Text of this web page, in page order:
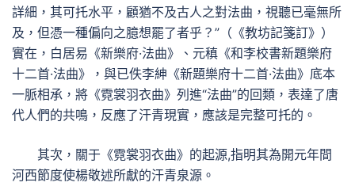
詳細，其可托水平，顧猶不及古人之對法曲，視聽已毫無所
及，但憑一種偏向之臆想罷了者乎？”（《教坊記箋訂》）
實在，白居易《新樂府·法曲》、元稹《和李校書新題樂府
十二首·法曲》，與已佚李紳《新題樂府十二首·法曲》底本
一脈相承，將《霓裳羽衣曲》列進“法曲”的回類，表達了唐
代人們的共鳴，反應了汗青現實，應該是完整可托的。
其次，關于《霓裳羽衣曲》的起源,指明其為開元年間
河西節度使楊敬述所獻的汗青泉源。